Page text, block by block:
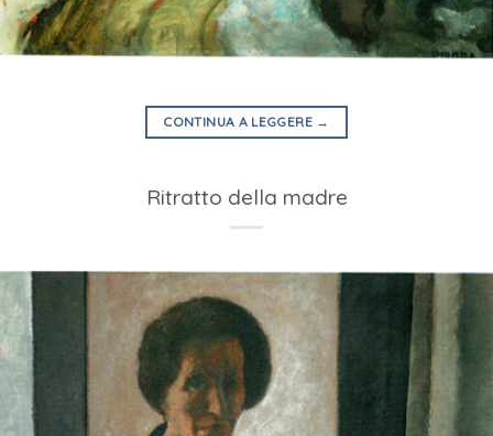
CONTINUA A LEGGERE →
Ritratto della madre